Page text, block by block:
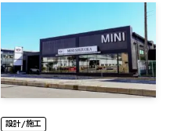
設計/施工